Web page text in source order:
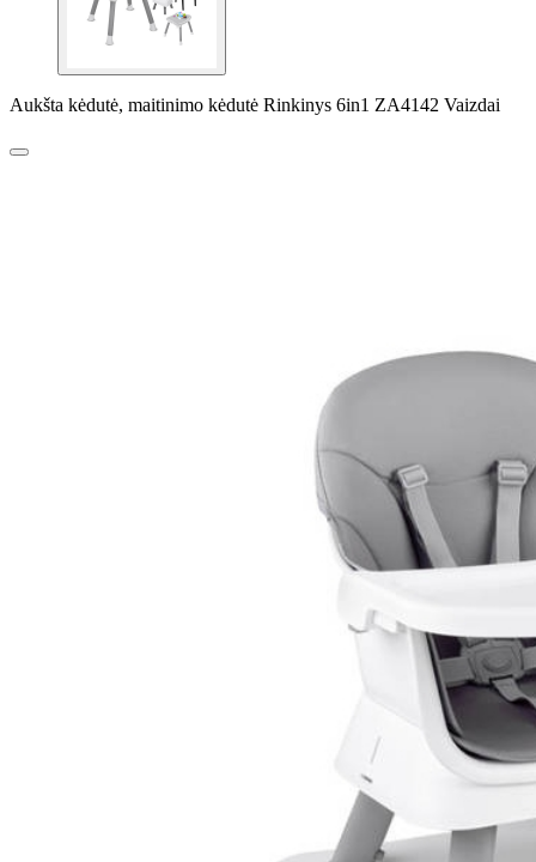
Aukšta kėdutė, maitinimo kėdutė Rinkinys 6in1 ZA4142 Vaizdai